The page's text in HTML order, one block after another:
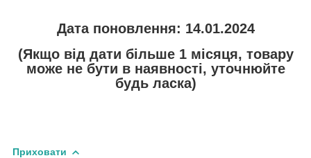
Дата поновлення: 14.01.2024
(Якщо від дати більше 1 місяця, товару
може не бути в наявності, уточнюйте
будь ласка)
Приховати